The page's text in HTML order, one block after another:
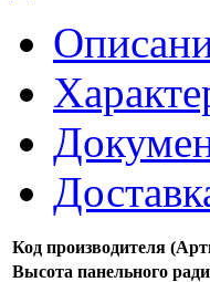
Код производителя
Высота панельного